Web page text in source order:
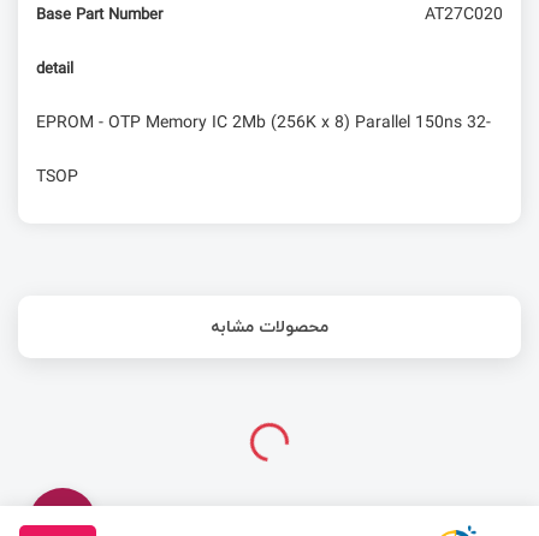
Base Part Number AT27C020
detail
EPROM - OTP Memory IC 2Mb (256K x 8) Parallel 150ns 32-
TSOP
محصولات مشابه